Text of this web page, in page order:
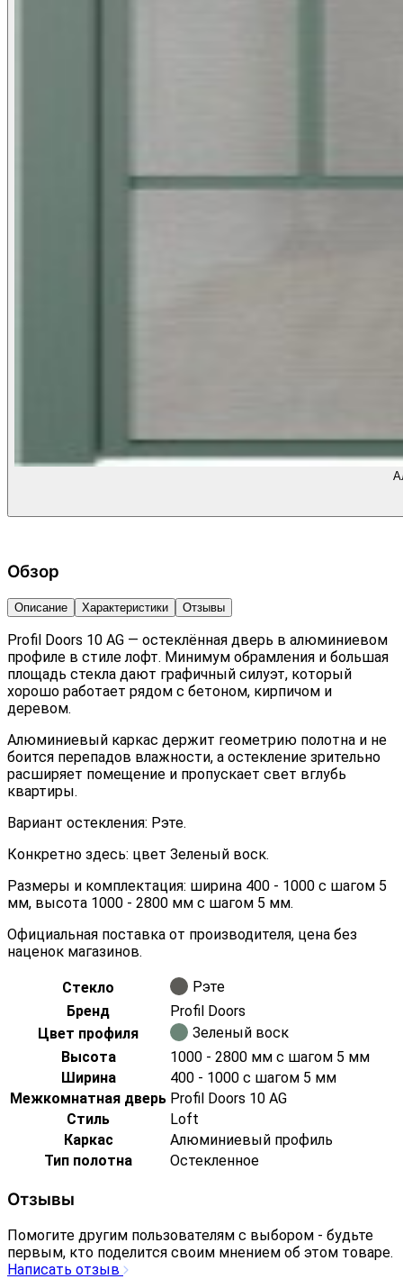
Обзор
Описание Характеристики Отзывы
Profil Doors 10 AG — остеклённая дверь в алюминиевом
профиле в стиле лофт. Минимум обрамления и большая
площадь стекла дают графичный силуэт, который
хорошо работает рядом с бетоном, кирпичом и
деревом.
Алюминиевый каркас держит геометрию полотна и не
боится перепадов влажности, а остекление зрительно
расширяет помещение и пропускает свет вглубь
квартиры.
Вариант остекления: Рэте.
Конкретно здесь: цвет Зеленый воск.
Размеры и комплектация: ширина 400 - 1000 с шагом 5
мм, высота 1000 - 2800 мм с шагом 5 мм.
Официальная поставка от производителя, цена без
наценок магазинов.
Стекло
Рэте
Бренд
Profil Doors
Цвет профиля
Зеленый воск
Высота
1000 - 2800 мм с шагом 5 мм
Ширина
400 - 1000 с шагом 5 мм
Межкомнатная дверь Profil Doors 10 AG
Стиль
Loft
Каркас
Алюминиевый профиль
Тип полотна
Остекленное
Отзывы
Помогите другим пользователям с выбором - будьте
первым, кто поделится своим мнением об этом товаре.
Написать отзыв